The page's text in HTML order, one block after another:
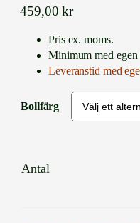
459,00kr
Pris ex. moms.
Minimum med
Leveranstid med
Bollfärg
Antal